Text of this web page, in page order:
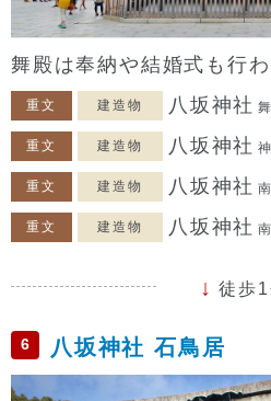
舞殿は奉納や結婚式も行
重文 建造物 八坂神社
重文 建造物 八坂神社
重文 建造物 八坂神社
重文 建造物 八坂神社
徒歩1
6 八坂神社 石鳥居